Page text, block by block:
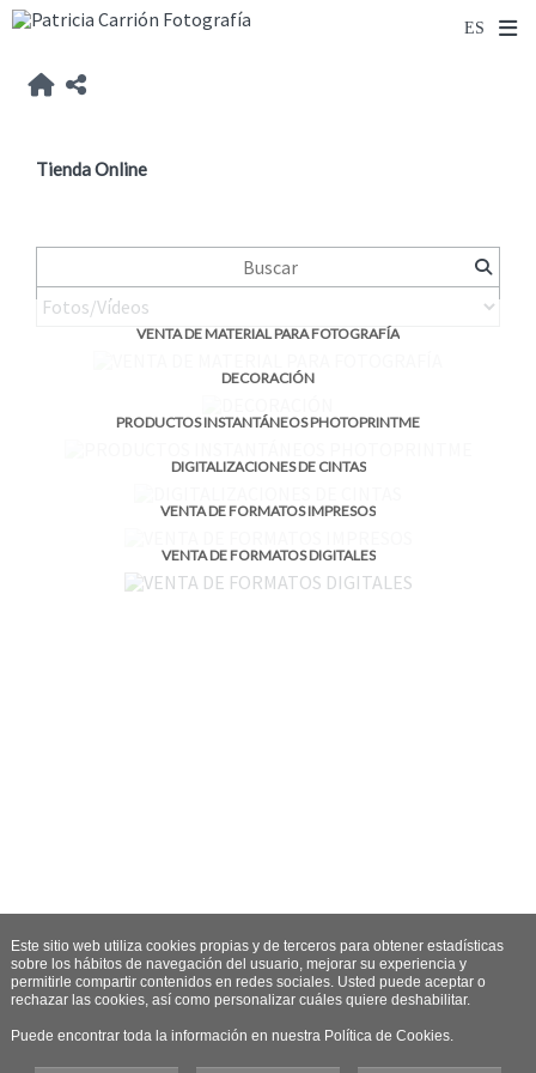
Tienda Online
VENTA DE MATERIAL PARA FOTOGRAFÍA
DECORACIÓN
PRODUCTOS INSTANTÁNEOS PHOTOPRINTME
DIGITALIZACIONES DE CINTAS
VENTA DE FORMATOS IMPRESOS
VENTA DE FORMATOS DIGITALES
Este sitio web utiliza cookies propias y de terceros para obtener estadísticas
sobre los hábitos de navegación del usuario, mejorar su experiencia y
permitirle compartir contenidos en redes sociales. Usted puede aceptar o
rechazar las cookies, así como personalizar cuáles quiere deshabilitar.
Puede encontrar toda la información en nuestra Política de Cookies.